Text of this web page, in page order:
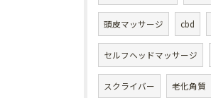
頭皮マッサージ cbd
セルフヘッドマッサージ
スクライバー 老化角質